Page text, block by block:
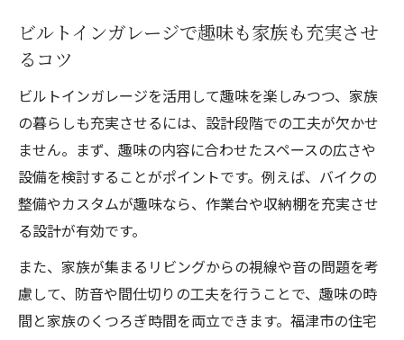
ビルトインガレージで趣味も家族も充実させ
るコツ
ビルトインガレージを活用して趣味を楽しみつつ、家族
の暮らしも充実させるには、設計段階での工夫が欠かせ
ません。まず、趣味の内容に合わせたスペースの広さや
設備を検討することがポイントです。例えば、バイクの
整備やカスタムが趣味なら、作業台や収納棚を充実させ
る設計が有効です。
また、家族が集まるリビングからの視線や音の問題を考
慮して、防音や間仕切りの工夫を行うことで、趣味の時
間と家族のくつろぎ時間を両立できます。福津市の住宅